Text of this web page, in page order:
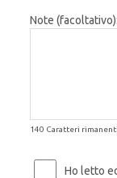
Note (facoltativo):
140 Caratteri rimanenti
Ho letto